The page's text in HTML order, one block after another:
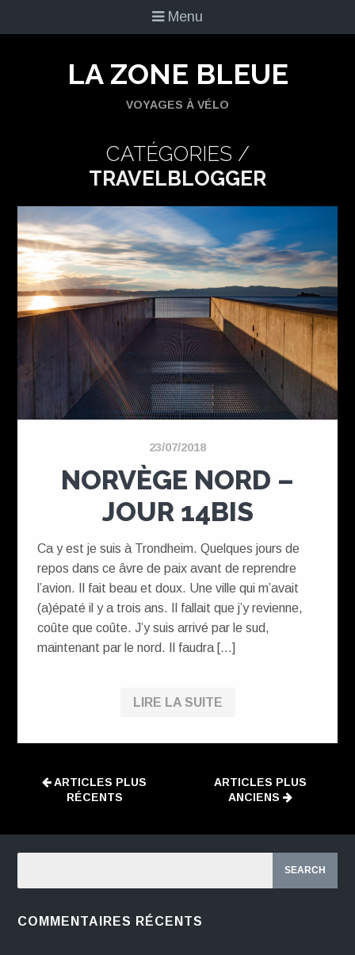
Menu
LA ZONE BLEUE
VOYAGES À VÉLO
CATÉGORIES /
TRAVELBLOGGER
23/07/2018
NORVÈGE NORD –
JOUR 14BIS
Ca y est je suis à Trondheim. Quelques jours de
repos dans ce âvre de paix avant de reprendre
l’avion. Il fait beau et doux. Une ville qui m’avait
(a)épaté il y a trois ans. Il fallait que j’y revienne,
coûte que coûte. J’y suis arrivé par le sud,
maintenant par le nord. Il faudra […]
LIRE LA SUITE
ARTICLES PLUS
RÉCENTS
ARTICLES PLUS
ANCIENS
COMMENTAIRES RÉCENTS